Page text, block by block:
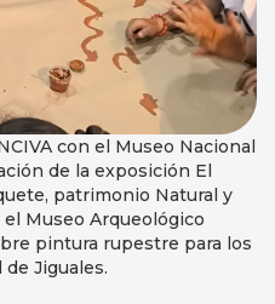
con el Museo Nacional
de la exposición El
patrimonio Natural y
Museo Arqueológico
pintura rupestre para los
Jiguales.